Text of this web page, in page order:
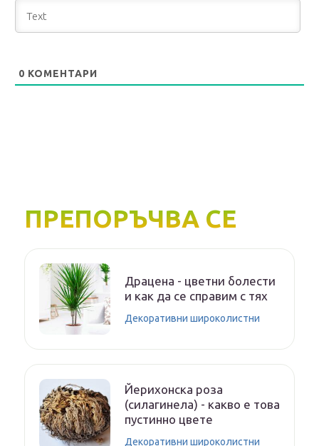
0 КОМЕНТАРИ
ПРЕПОРЪЧВА СЕ
Драцена - цветни болести
и как да се справим с тях
Декоративни широколистни
Йерихонска роза
(силагинела) - какво е това
пустинно цвете
Декоративни широколистни